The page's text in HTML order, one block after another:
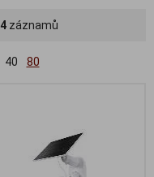
4 záznamů
40 80